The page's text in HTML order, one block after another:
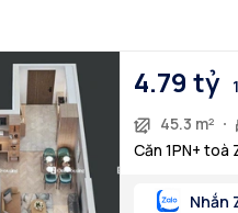
4.79 tỷ
45.3 m²
Căn 1PN+ toà
Nhắn